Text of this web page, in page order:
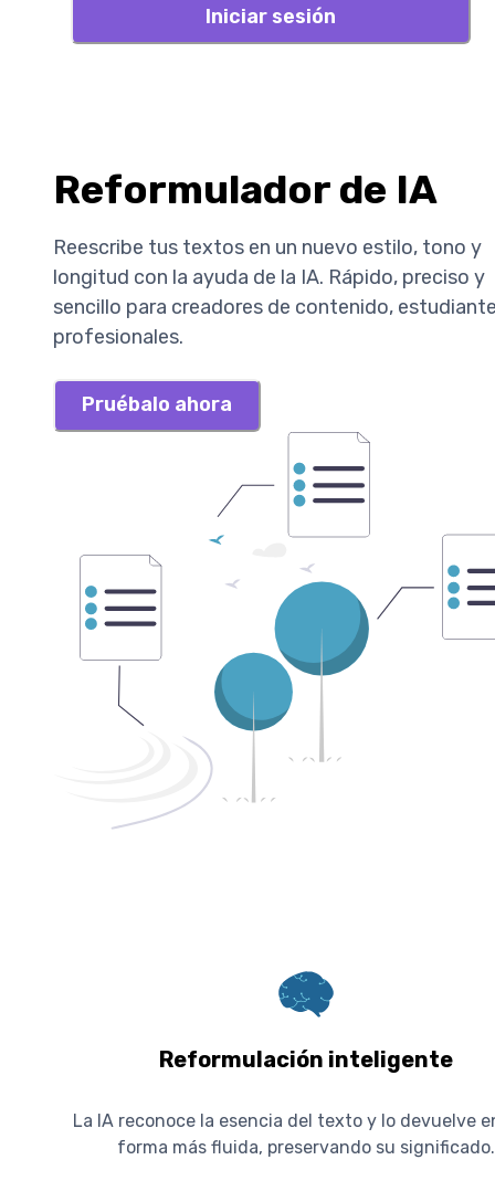
Iniciar sesión
Reformulador de IA
Reescribe tus textos en un nuevo estilo, tono y
longitud con la ayuda de la IA. Rápido, preciso y
sencillo para creadores de contenido,
profesionales.
Pruébalo ahora
Reformulación inteligente
La IA reconoce la esencia del texto y lo devuelve
forma más fluida, preservando su significado.